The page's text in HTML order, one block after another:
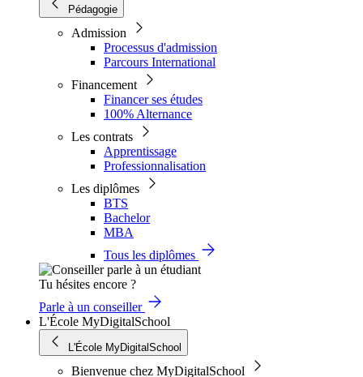
Pédagogie
Admission
Processus d'admission
Parcours International
Financement
Financer ses études
100% Alternance
Les contrats
Apprentissage
Professionnalisation
Les diplômes
BTS
Bachelor
MBA
Tous les diplômes
Tu hésites encore ?
Parle à un conseiller
L'École MyDigitalSchool
L'École MyDigitalSchool
Bienvenue chez MyDigitalSchool